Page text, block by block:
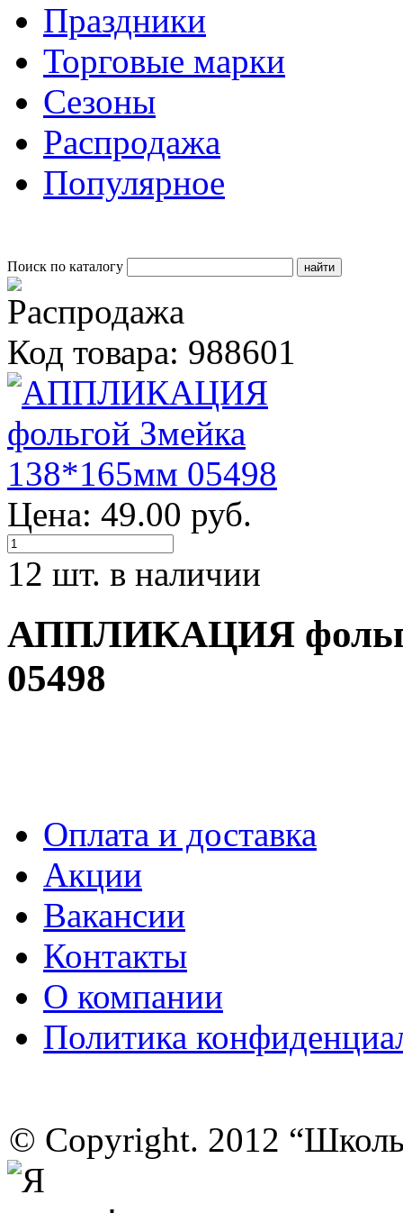
Праздники
Торговые марки
Сезоны
Распродажа
Популярное
Поиск по каталогу
Код товара: 988601
Цена: 49.00 руб.
12 шт. в наличии
АППЛИКАЦИЯ
05498
Оплата и доставка
Акции
Вакансии
Контакты
О компании
Политика
© Copyright. 2012